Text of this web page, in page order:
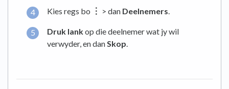
Kies regs bo ︙ > dan Deelnemers.
Druk lankop die deelnemer wat jy wil
verwyder, en dan Skop